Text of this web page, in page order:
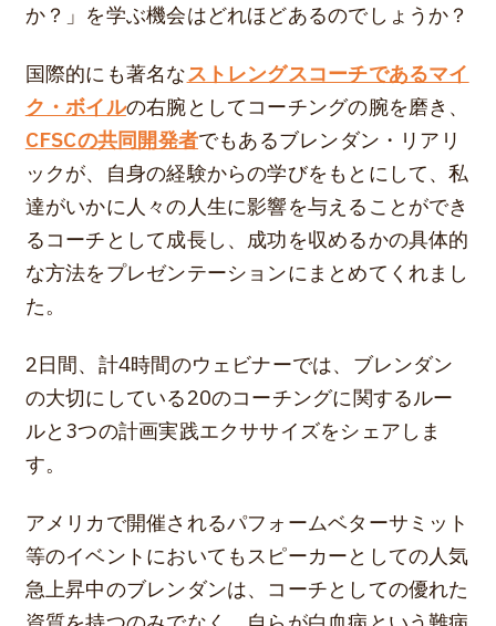
か？」を学ぶ機会はどれほどあるのでしょうか？
国際的にも著名なストレングスコーチであるマイ
ク・ボイルの右腕としてコーチングの腕を磨き、
CFSCの共同開発者でもあるブレンダン・リアリ
ックが、自身の経験からの学びをもとにして、私
達がいかに人々の人生に影響を与えることができ
るコーチとして成長し、成功を収めるかの具体的
な方法をプレゼンテーションにまとめてくれまし
た。
2日間、計4時間のウェビナーでは、ブレンダン
の大切にしている20のコーチングに関するルー
ルと3つの計画実践エクササイズをシェアしま
す。
アメリカで開催されるパフォームベターサミット
等のイベントにおいてもスピーカーとしての人気
急上昇中のブレンダンは、コーチとしての優れた